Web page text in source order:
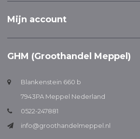
Mijn account
GHM (Groothandel Meppel)
Blankenstein 660 b
7943PA Meppel Nederland
0522-247881
info@groothandelmeppel.nl